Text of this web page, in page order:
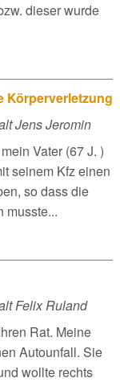
dieser wurde
Körperverletzung
Jens Jeromin
Vater (67 J. )
seinem Kfz einen
so dass die
musste...
Felix Ruland
Rat. Meine
Autounfall. Sie
wollte rechts